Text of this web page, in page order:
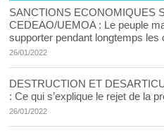
SANCTIONS ECONOMIQUES
CEDEAO/UEMOA : Le peuple
supporter pendant longtemps les
26/01/2022
DESTRUCTION ET
: Ce qui s’explique le rejet de la
26/01/2022